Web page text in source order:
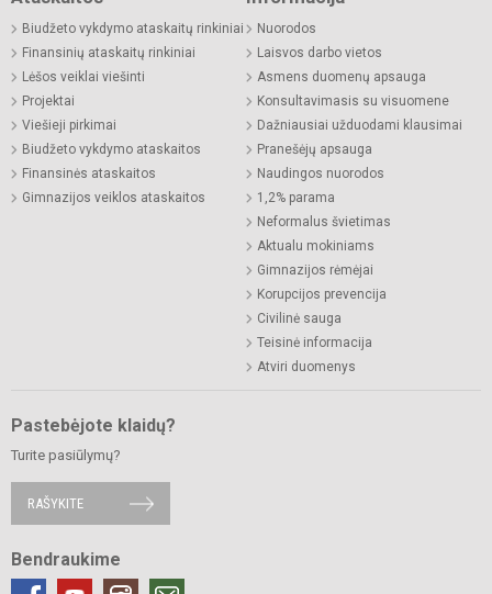
Biudžeto vykdymo ataskaitų rinkiniai
Finansinių ataskaitų rinkiniai
Lėšos veiklai viešinti
Projektai
Viešieji pirkimai
Biudžeto vykdymo ataskaitos
Finansinės ataskaitos
Gimnazijos veiklos ataskaitos
Nuorodos
Laisvos darbo vietos
Asmens duomenų apsauga
Konsultavimasis su visuomene
Dažniausiai užduodami klausimai
Pranešėjų apsauga
Naudingos nuorodos
1,2% parama
Neformalus švietimas
Aktualu mokiniams
Gimnazijos rėmėjai
Korupcijos prevencija
Civilinė sauga
Teisinė informacija
Atviri duomenys
Pastebėjote klaidų?
Turite pasiūlymų?
RAŠYKITE
Bendraukime